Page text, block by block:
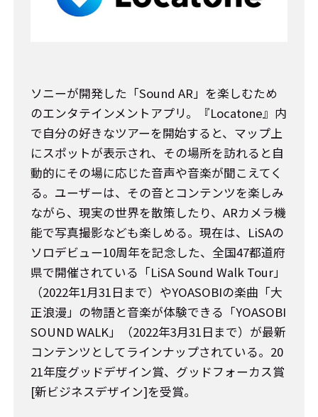
ソニーが開発した「Sound AR」を楽しむため
のエンタテインメントアプリ。『Locatone』内
で自分の好きなツアーを開始すると、マップ上
にスポットが表示され、その場所を訪れると自
動的にその場に応じた音声や音楽が聞こえてく
る。ユーザーは、その音とコンテンツを楽しみ
ながら、現実の世界を散策したり、ARカメラ機
能で写真撮影なども楽しめる。現在は、LiSAの
ソロデビュー10周年を記念した、全国47都道府
県で開催されている「LiSA Sound Walk Tour」
（2022年1月31日まで）やYOASOBIの楽曲「大
正浪漫」の物語と音楽が体験できる「YOASOBI
SOUND WALK」（2022年3月31日まで）が最新
コンテンツとしてラインナップされている。20
21年度グッドデザイン賞、グッドフォーカス賞
[新ビジネスデザイン]を受賞。